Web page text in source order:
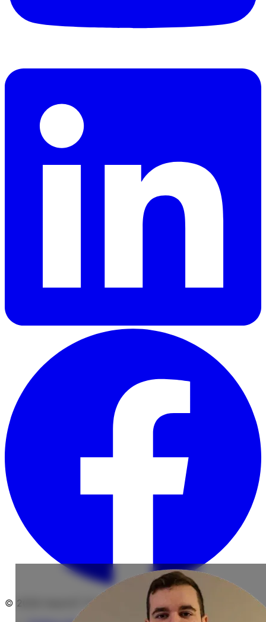
© 2026 HearinIT Todos os direitos reservados.